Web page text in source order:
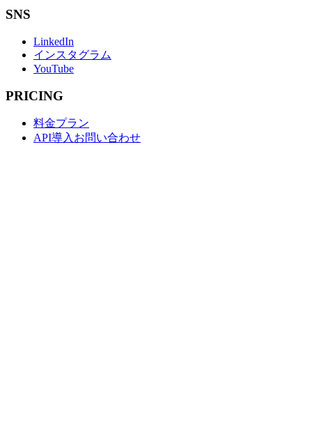
SNS
LinkedIn
インスタグラム
YouTube
PRICING
料金プラン
API導入お問い合わせ